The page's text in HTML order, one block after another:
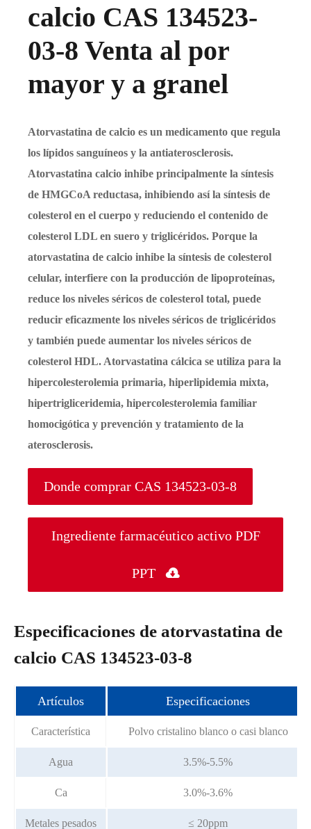
calcio CAS 134523-
03-8 Venta al por
mayor y a granel
Atorvastatina de calcio es un medicamento que regula
los lípidos sanguíneos y la antiaterosclerosis.
Atorvastatina calcio inhibe principalmente la síntesis
de HMGCoA reductasa, inhibiendo así la síntesis de
colesterol en el cuerpo y reduciendo el contenido de
colesterol LDL en suero y triglicéridos. Porque la
atorvastatina de calcio inhibe la síntesis de colesterol
celular, interfiere con la producción de lipoproteínas,
reduce los niveles séricos de colesterol total, puede
reducir eficazmente los niveles séricos de triglicéridos
y también puede aumentar los niveles séricos de
colesterol HDL. Atorvastatina cálcica se utiliza para la
hipercolesterolemia primaria, hiperlipidemia mixta,
hipertrigliceridemia, hipercolesterolemia familiar
homocigótica y prevención y tratamiento de la
aterosclerosis.
Donde comprar CAS 134523-03-8
Ingrediente farmacéutico activo PDF
PPT 
Especificaciones de atorvastatina de
calcio CAS 134523-03-8
Artículos Especificaciones
Característica Polvo cristalino blanco o casi blanco
Agua 3.5%-5.5%
Ca 3.0%-3.6%
Metales pesados ≤ 20ppm